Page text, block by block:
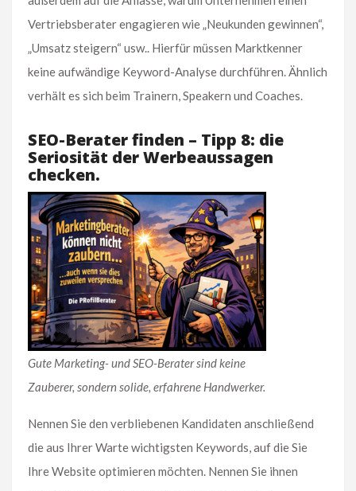
Vertriebsberater engagieren wie „Neukunden gewinnen“,
„Umsatz steigern“ usw.. Hierfür müssen Marktkenner
keine aufwändige Keyword-Analyse durchführen. Ähnlich
verhält es sich beim Trainern, Speakern und Coaches.
SEO-Berater finden – Tipp 8: die
Seriosität der Werbeaussagen
checken.
Gute Marketing- und SEO-Berater sind keine
Zauberer, sondern solide, erfahrene Handwerker.
Nennen Sie den verbliebenen Kandidaten anschließend
die aus Ihrer Warte wichtigsten Keywords, auf die Sie
Ihre Website optimieren möchten. Nennen Sie ihnen